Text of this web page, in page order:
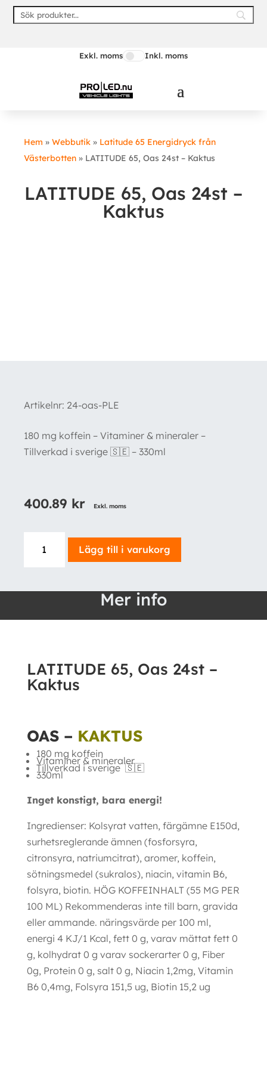
Exkl. moms Inkl. moms
Hem » Webbutik » Latitude 65 Energidryck från
Västerbotten » LATITUDE 65, Oas 24st – Kaktus
LATITUDE 65, Oas 24st –
Kaktus
Artikelnr: 24-oas-PLE
180 mg koffein – Vitaminer & mineraler –
Tillverkad i sverige 🇸🇪 – 330ml
400.89 kr Exkl. moms
LATITUDE
Kaktus
Lägg till i varukorg
Mer info
LATITUDE 65, Oas 24st –
Kaktus
OAS – KAKTUS
180 mg koffein
Vitaminer & mineraler
Tillverkad i sverige 🇸🇪
330ml
Inget konstigt, bara energi!
Ingredienser: Kolsyrat vatten, färgämne E150d,
surhetsreglerande ämnen (fosforsyra,
citronsyra, natriumcitrat), aromer, koffein,
sötningsmedel (sukralos), niacin, vitamin B6,
folsyra, biotin. HÖG KOFFEINHALT (55 MG PER
100 ML) Rekommenderas inte till barn, gravida
eller ammande. näringsvärde per 100 ml,
energi 4 KJ/1 Kcal, fett 0 g, varav mättat fett 0
g, kolhydrat 0 g varav sockerarter 0 g, Fiber
0g, Protein 0 g, salt 0 g, Niacin 1,2mg, Vitamin
B6 0,4mg, Folsyra 151,5 ug, Biotin 15,2 ug